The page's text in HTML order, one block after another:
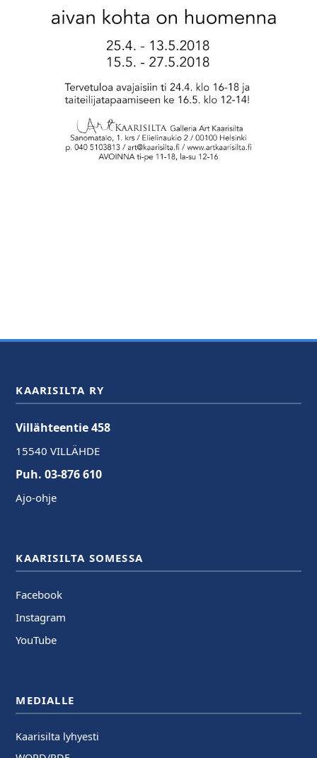
KAARISILTA RY
Villähteentie 458
15540 VILLÄHDE
Puh. 03-876 610
Ajo-ohje
KAARISILTA SOMESSA
Facebook
Instagram
YouTube
MEDIALLE
Kaarisilta lyhyesti